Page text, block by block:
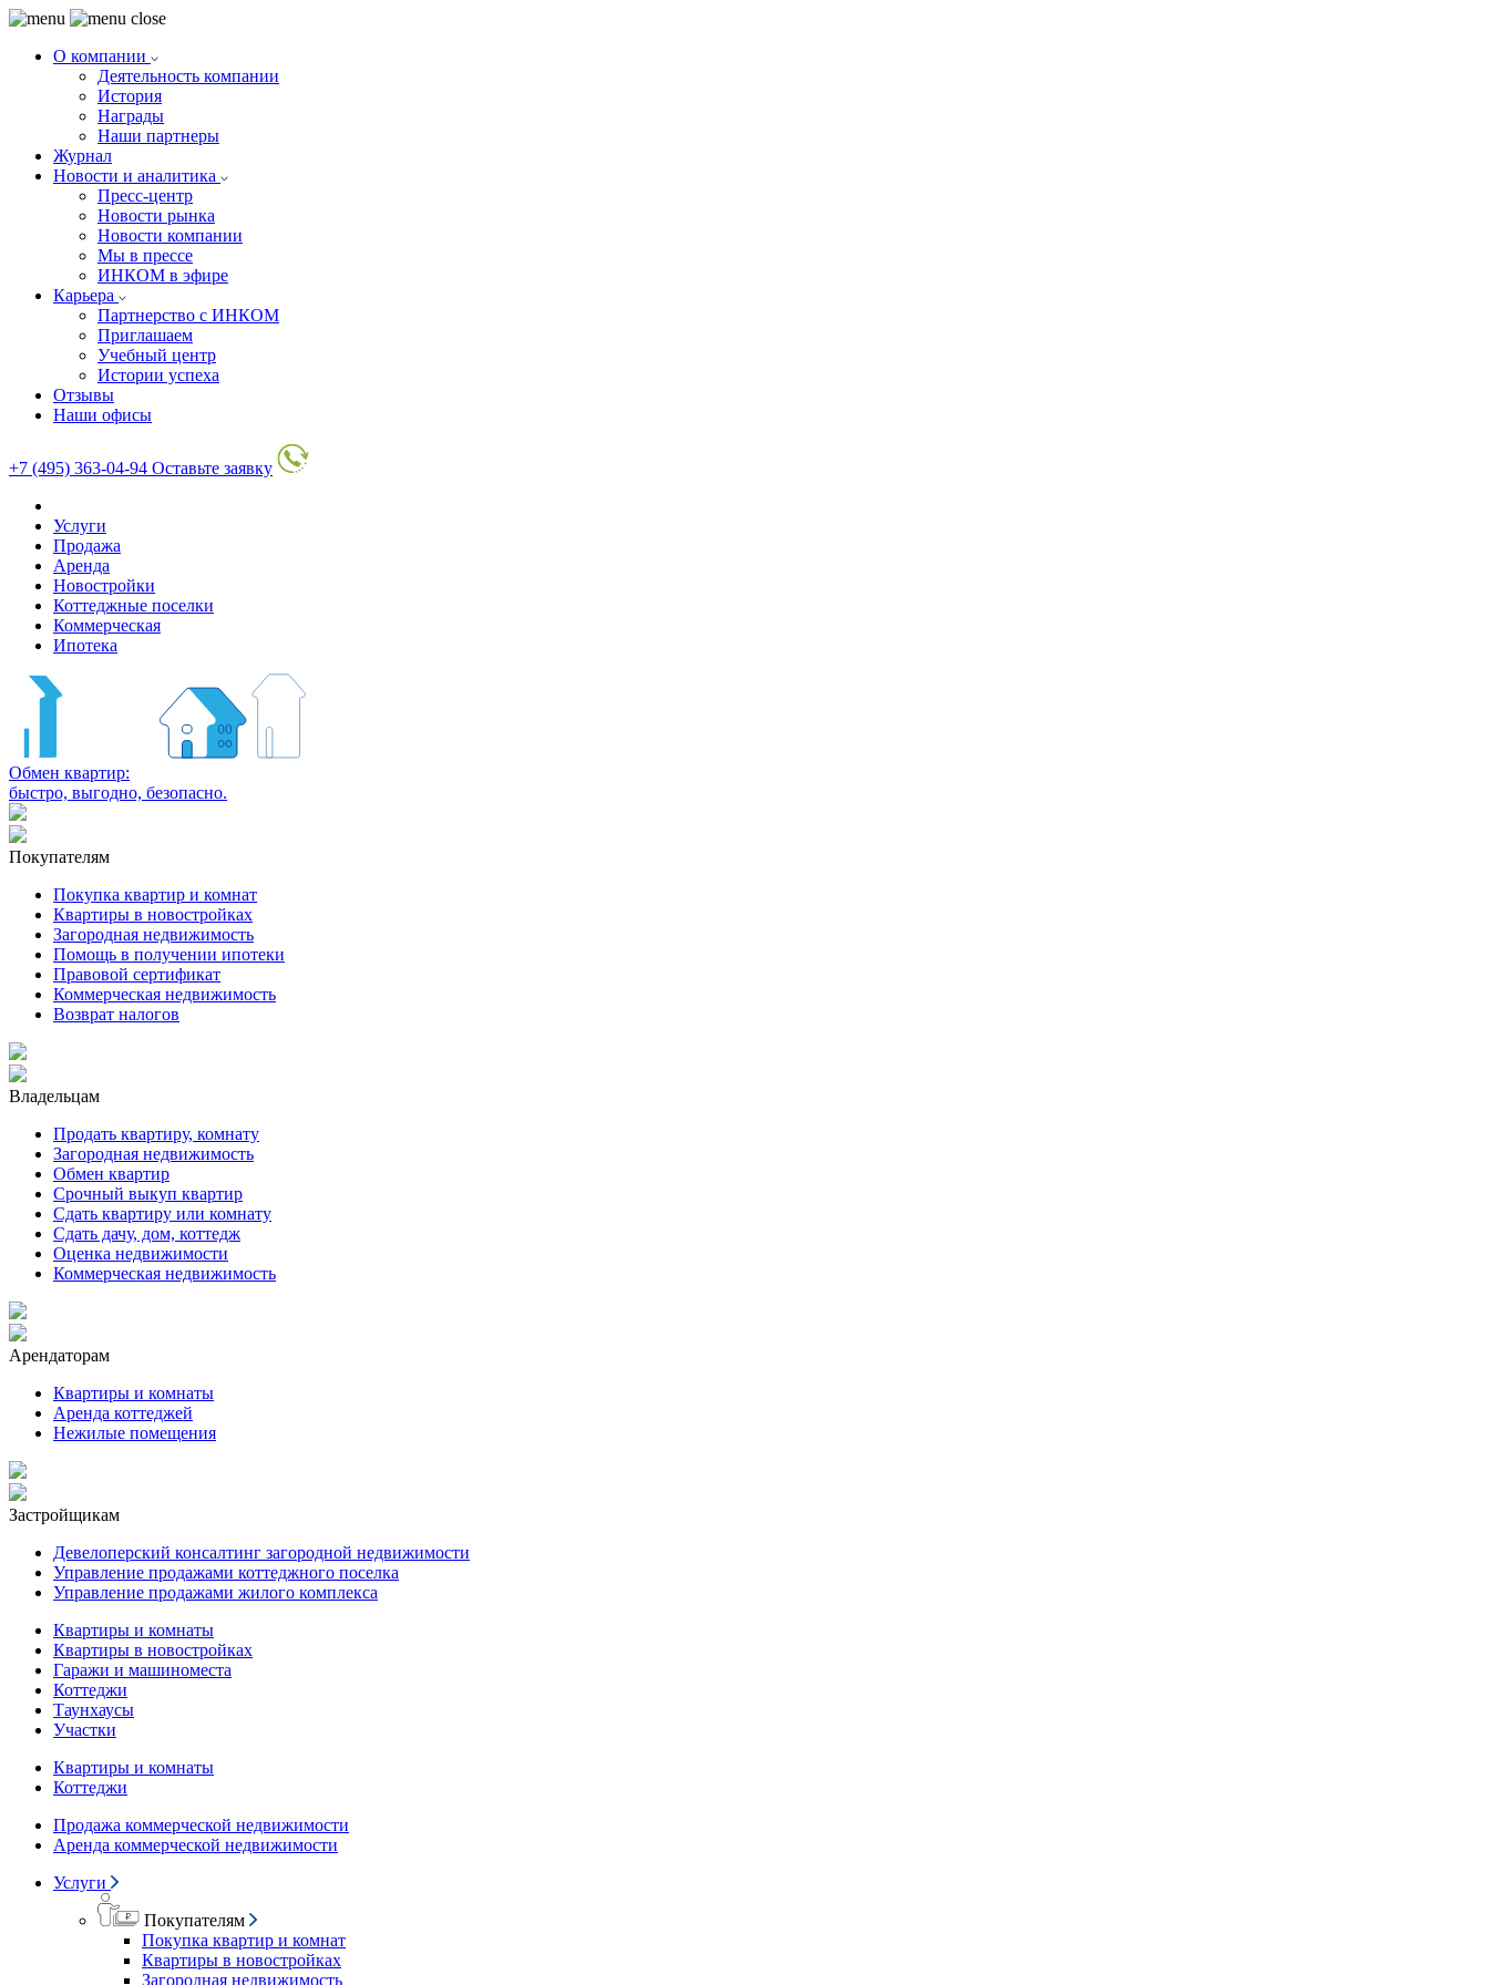
О компании
Деятельность компании
История
Награды
Наши партнеры
Журнал
Новости и аналитика
Пресс-центр
Новости рынка
Новости компании
Мы в прессе
ИНКОМ в эфире
Карьера
Партнерство с ИНКОМ
Приглашаем
Учебный центр
Истории успеха
Отзывы
Наши офисы
+7 (495) 363-04-94 Оставьте заявку
Услуги
Продажа
Аренда
Новостройки
Коттеджные поселки
Коммерческая
Ипотека
Обмен квартир:
быстро, выгодно, безопасно.
Покупателям
Покупка квартир и комнат
Квартиры в новостройках
Загородная недвижимость
Помощь в получении ипотеки
Правовой сертификат
Коммерческая недвижимость
Возврат налогов
Владельцам
Продать квартиру, комнату
Загородная недвижимость
Обмен квартир
Срочный выкуп квартир
Сдать квартиру или комнату
Сдать дачу, дом, коттедж
Оценка недвижимости
Коммерческая недвижимость
Арендаторам
Квартиры и комнаты
Аренда коттеджей
Нежилые помещения
Застройщикам
Девелоперский консалтинг загородной недвижимости
Управление продажами коттеджного поселка
Управление продажами жилого комплекса
Квартиры и комнаты
Квартиры в новостройках
Гаражи и машиноместа
Коттеджи
Таунхаусы
Участки
Квартиры и комнаты
Коттеджи
Продажа коммерческой недвижимости
Аренда коммерческой недвижимости
Услуги
Покупателям
Покупка квартир и комнат
Квартиры в новостройках
Загородная недвижимость